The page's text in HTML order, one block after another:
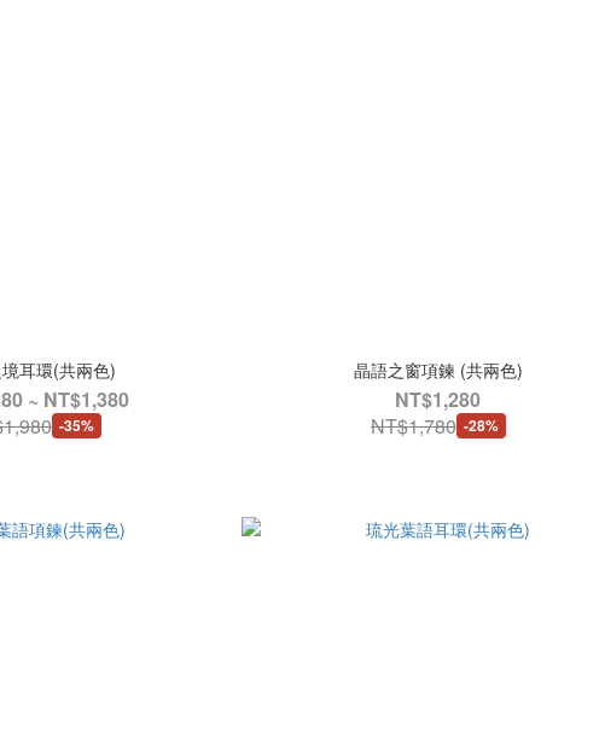
耳環(共兩色)
~ NT$1,380
-35%
晶語之窗項鍊 (共兩色)
NT$1,280
NT$1,780 -28%